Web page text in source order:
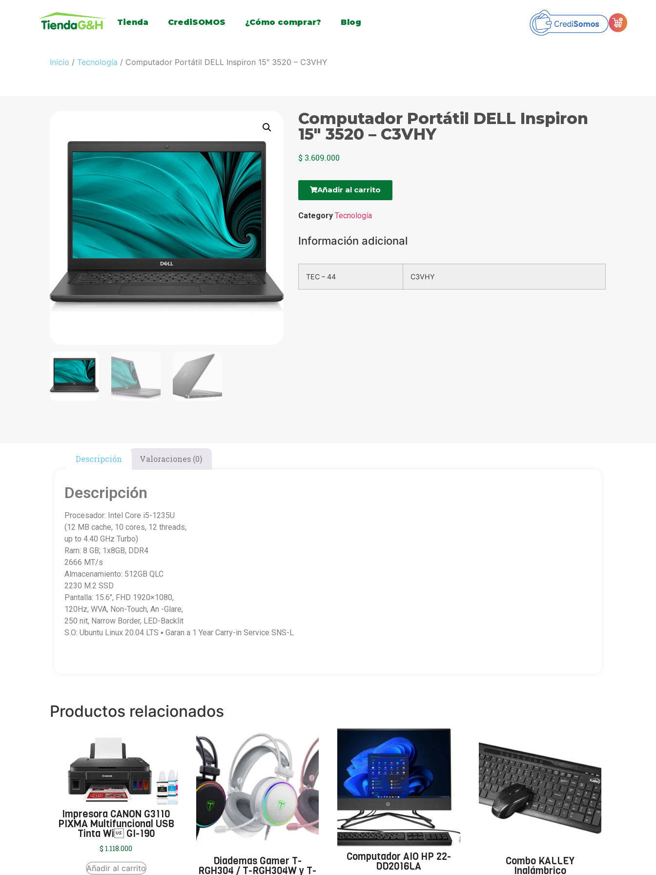
Tienda CrediSOMOS ¿Cómo comprar? Blog
Inicio / Tecnología / Computador Portátil DELL Inspiron 15″ 3520 – C3VHY
Computador Portátil DELL Inspiron
15″ 3520 – C3VHY
$ 3.609.000
Añadir al carrito
Category Tecnología
Información adicional
TEC – 44 C3VHY
Descripción Valoraciones (0)
Descripción
Procesador: Intel Core i5-1235U
(12 MB cache, 10 cores, 12 threads,
up to 4.40 GHz Turbo)
Ram: 8 GB; 1x8GB, DDR4
2666 MT/s
Almacenamiento: 512GB QLC
2230 M.2 SSD
Pantalla: 15.6″, FHD 1920×1080,
120Hz, WVA, Non-Touch, An -Glare,
250 nit, Narrow Border, LED-Backlit
S.O: Ubuntu Linux 20.04 LTS ▪ Garan a 1 Year Carry-in Service SNS-L
Productos relacionados
Impresora CANON G3110
PIXMA Multifuncional USB
Tinta Wi GI-190
$ 1.118.000
Añadir al carrito
Diademas Gamer T-
RGH304 / T-RGH304W y T-
Computador AIO HP 22-
DD2016LA Combo KALLEY
Inalámbrico